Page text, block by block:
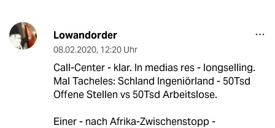
Lowandorder
08.02.2020, 12:20 Uhr
Call-Center - klar. In medias res - longselling.
Mal Tacheles: Schland Ingeniörland - 50Tsd
Offene Stellen vs 50Tsd Arbeitslose.
Einer - nach Afrika-Zwischenstopp -